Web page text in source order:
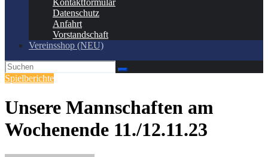
Kontaktformular
Datenschutz
Anfahrt
Vorstandschaft
Vereinsshop (NEU)
Spielberichte
Unsere Mannschaften am
Wochenende 11./12.11.23